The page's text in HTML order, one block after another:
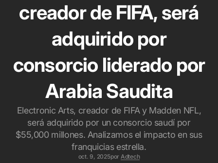
creador de FIFA, será
adquirido por
consorcio liderado por
Arabia Saudita
Electronic Arts, creador de FIFA y Madden NFL,
será adquirido por un consorcio saudí por
$55,000 millones. Analizamos el impacto en sus
franquicias estrella.
oct. 9, 2025por Adtech